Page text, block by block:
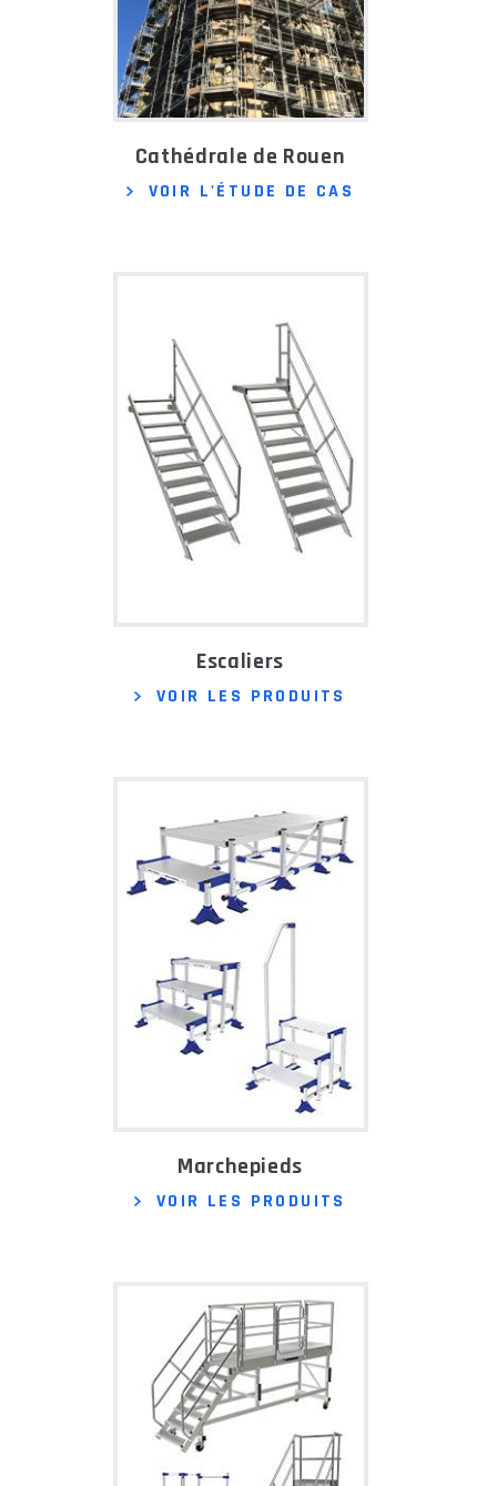
Cathédrale de Rouen
VOIR L'ÉTUDE DE CAS
Escaliers
VOIR LES PRODUITS
Marchepieds
VOIR LES PRODUITS